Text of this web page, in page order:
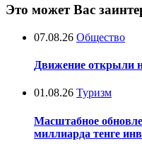
Это может Вас
07.08.26 Общество
Движение открыли
01.08.26 Туризм
Масштабное
миллиарда тенге